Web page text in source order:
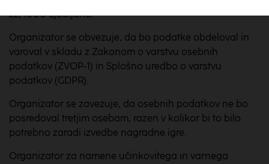
22, 1000 Ljubljana.
Organizator se obvezuje, da bo podatke obdeloval in
varoval v skladu z Zakonom o varstvu osebnih
podatkov (ZVOP-1) in Splošno uredbo o varstvu
podatkov (GDPR).
Organizator se zavezuje, da osebnih podatkov ne bo
posredoval tretjim osebam, razen v kolikor bi to bilo
potrebno zaradi izvedbe nagradne igre.
Organizator za namene učinkovitega in varnega